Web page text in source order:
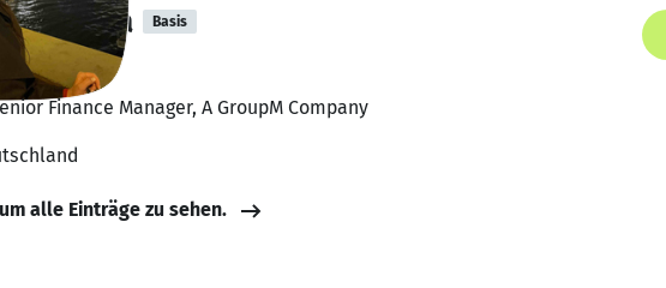
Bortina Basis
👋
Finance Manager, A GroupM Company
alle Einträge zu sehen.